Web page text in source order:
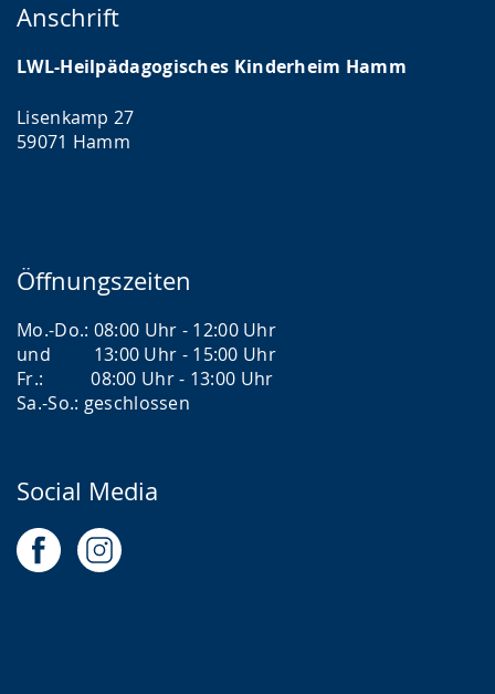
Anschrift
LWL-Heilpädagogisches Kinderheim Hamm
Lisenkamp 27
59071 Hamm
Öffnungszeiten
Mo.-Do.: 08:00 Uhr - 12:00 Uhr
und 13:00 Uhr - 15:00 Uhr
Fr.: 08:00 Uhr - 13:00 Uhr
Sa.-So.: geschlossen
Social Media